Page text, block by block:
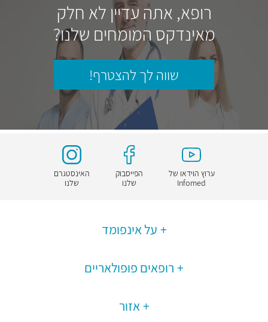
רופא, אתה עדיין לא חלק
מאינדקס המומחים שלנו?
שווה לך להצטרף!
ערוץ הוידאו של
Infomed
הפייסבוק
שלנו
האינסטגרם
שלנו
על אינפומד
רופאים פופולאריים
אזור